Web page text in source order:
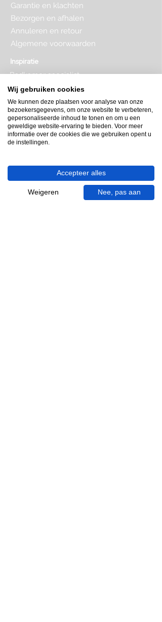
Garantie en klachten
Bezorgen en afhalen
Annuleren en retour
Algemene voorwaarden
Inspiratie
Badkamer specialist
Complete badkamer
Badkamer kopen
Badkamer op maat
Badkamer indeling
Badkamer plattegrond
Badkamer verbouwen
Toilet renovatie
Visgraat tegels
Wij gebruiken cookies
We kunnen deze plaatsen voor analyse van onze
bezoekersgegevens, om onze website te verbeteren,
gepersonaliseerde inhoud te tonen en om u een
geweldige website-ervaring te bieden. Voor meer
informatie over de cookies die we gebruiken opent u
de instellingen.
Accepteer alles
Weigeren Nee, pas aan